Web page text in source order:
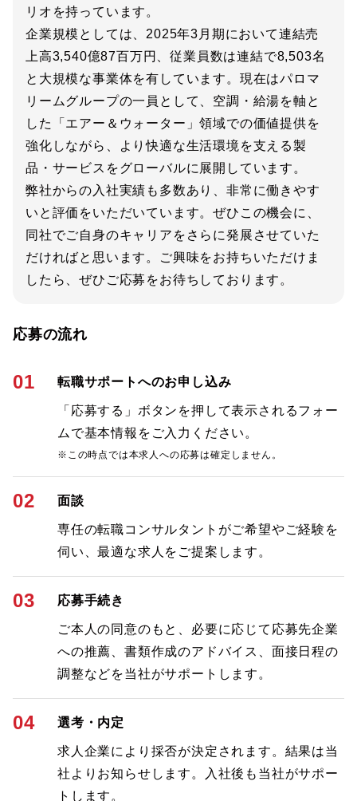
リオを持っています。
企業規模としては、2025年3月期において連結売
上高3,540億87百万円、従業員数は連結で8,503名
と大規模な事業体を有しています。現在はパロマ
リームグループの一員として、空調・給湯を軸と
した「エアー＆ウォーター」領域での価値提供を
強化しながら、より快適な生活環境を支える製
品・サービスをグローバルに展開しています。
弊社からの入社実績も多数あり、非常に働きやす
いと評価をいただいています。ぜひこの機会に、
同社でご自身のキャリアをさらに発展させていた
だければと思います。ご興味をお持ちいただけま
したら、ぜひご応募をお待ちしております。
応募の流れ
01 転職サポートへのお申し込み
「応募する」ボタンを押して表示されるフォー
ムで基本情報をご入力ください。
※この時点では本求人への応募は確定しません。
02 面談
専任の転職コンサルタントがご希望やご経験を
伺い、最適な求人をご提案します。
03 応募手続き
ご本人の同意のもと、必要に応じて応募先企業
への推薦、書類作成のアドバイス、面接日程の
調整などを当社がサポートします。
04 選考・内定
求人企業により採否が決定されます。結果は当
社よりお知らせします。入社後も当社がサポー
トします。